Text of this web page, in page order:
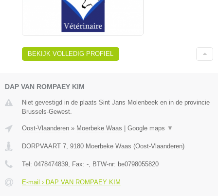
BEKIJK VOLLEDIG PROFIEL
DAP VAN ROMPAEY KIM
Niet gevestigd in de plaats Sint Jans Molenbeek en in de provincie
Brussels-Gewest.
Oost-Vlaanderen » Moerbeke Waas Google maps ▼
DORPVAART 7 9180 Moerbeke Waas (Oost-Vlaanderen)
Tel: 0478474839 , Fax: - , BTW-nr: be0798055820
E-mail › DAP VAN ROMPAEY KIM